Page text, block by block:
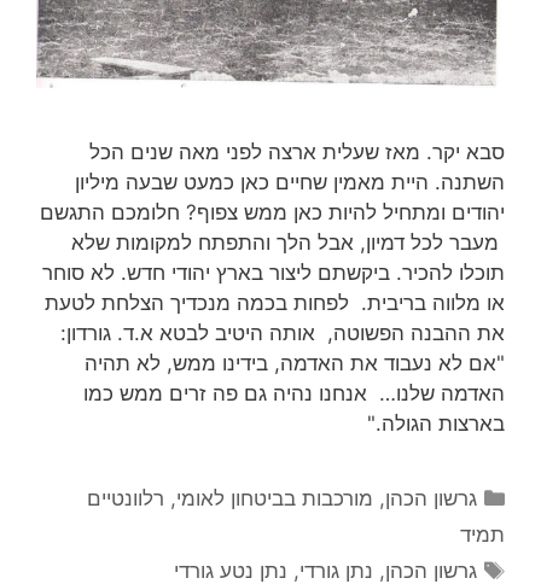
סבא יקר. מאז שעלית ארצה לפני מאה שנים הכל
השתנה. היית מאמין שחיים כאן כמעט שבעה מיליון
יהודים ומתחיל להיות כאן ממש צפוף? חלומכם התגשם
מעבר לכל דמיון, אבל הלך והתפתח למקומות שלא
תוכלו להכיר. ביקשתם ליצור בארץ יהודי חדש. לא סוחר
או מלווה בריבית. לפחות בכמה מנכדיך הצלחת לטעת
את ההבנה הפשוטה, אותה היטיב לבטא א.ד. גורדון:
"אם לא נעבוד את האדמה, בידינו ממש, לא תהיה
האדמה שלנו… אנחנו נהיה גם פה זרים ממש כמו
בארצות הגולה."
קטגוריות
גרשון הכהן, מורכבות בביטחון לאומי, רלוונטיים
תמיד
תגיות
גרשון הכהן, נתן גורדי, נתן נטע גורדי